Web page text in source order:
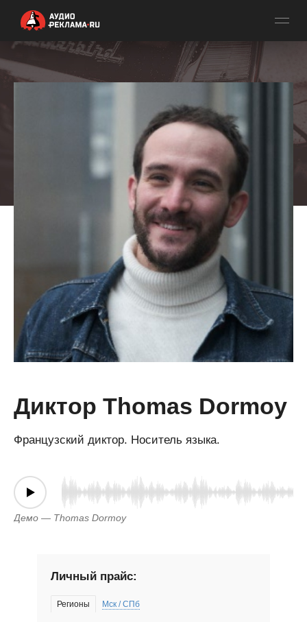
Диктор Thomas Dormoy
Французский диктор. Носитель языка.
Демо — Thomas Dormoy
Личный прайс:
Регионы Мск / СПб